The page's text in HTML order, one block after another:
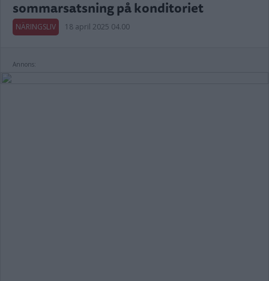
sommarsatsning på konditoriet
NÄRINGSLIV 18 april 2025 04.00
Annons: